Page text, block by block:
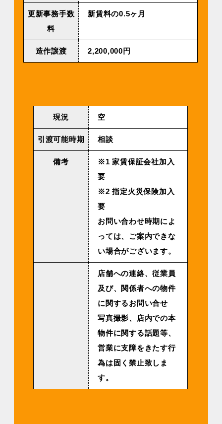
更新事務手数
料
新賃料の0.5ヶ月
造作譲渡 2,200,000円
現況 空
引渡可能時期 相談
備考
※1 家賃保証会社加入
要
※2 指定火災保険加入
要
お問い合わせ時期によ
っては、ご案内できな
い場合がございます。
店舗への連絡、従業員
及び、関係者への物件
に関するお問い合せ
写真撮影、店内での本
物件に関する話題等、
営業に支障をきたす行
為は固く禁止致しま
す。